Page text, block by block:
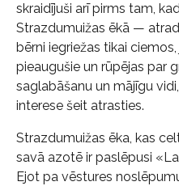
skraidījuši arī pirms tam,
Strazdumuižas ēkā —
bērni iegriežas tikai
pieaugušie un rūpējas par
saglabāšanu un mājīgu
interese šeit atrasties.
Strazdumuižas ēka, kas
savā azotē ir paslēpusi
Ejot pa vēstures